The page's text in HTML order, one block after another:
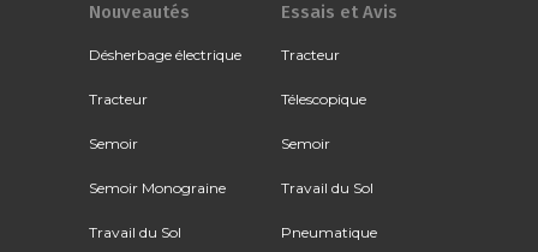
Nouveautés
Désherbage électrique
Tracteur
Semoir
Semoir Monograine
Travail du Sol
Essais et Avis
Tracteur
Télescopique
Semoir
Travail du Sol
Pneumatique